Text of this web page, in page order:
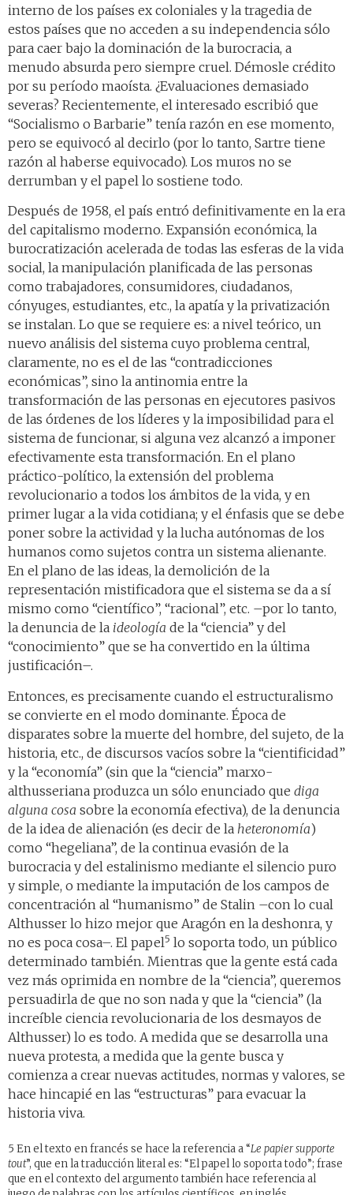
interno de los países ex coloniales y la tragedia de
estos países que no acceden a su independencia sólo
para caer bajo la dominación de la burocracia, a
menudo absurda pero siempre cruel. Démosle crédito
por su período maoísta. ¿Evaluaciones demasiado
severas? Recientemente, el interesado escribió que
“Socialismo o Barbarie” tenía razón en ese momento,
pero se equivocó al decirlo (por lo tanto, Sartre tiene
razón al haberse equivocado). Los muros no se
derrumban y el papel lo sostiene todo.
Después de 1958, el país entró definitivamente en la era
del capitalismo moderno. Expansión económica, la
burocratización acelerada de todas las esferas de la vida
social, la manipulación planificada de las personas
como trabajadores, consumidores, ciudadanos,
cónyuges, estudiantes, etc., la apatía y la privatización
se instalan. Lo que se requiere es: a nivel teórico, un
nuevo análisis del sistema cuyo problema central,
claramente, no es el de las “contradicciones
económicas”, sino la antinomia entre la
transformación de las personas en ejecutores pasivos
de las órdenes de los líderes y la imposibilidad para el
sistema de funcionar, si alguna vez alcanzó a imponer
efectivamente esta transformación. En el plano
práctico-político, la extensión del problema
revolucionario a todos los ámbitos de la vida, y en
primer lugar a la vida cotidiana; y el énfasis que se debe
poner sobre la actividad y la lucha autónomas de los
humanos como sujetos contra un sistema alienante.
En el plano de las ideas, la demolición de la
representación mistificadora que el sistema se da a sí
mismo como “científico”, “racional”, etc. –por lo tanto,
la denuncia de la ideología de la “ciencia” y del
“conocimiento” que se ha convertido en la última
justificación–.
Entonces, es precisamente cuando el estructuralismo
se convierte en el modo dominante. Época de
disparates sobre la muerte del hombre, del sujeto, de la
historia, etc., de discursos vacíos sobre la “cientificidad”
y la “economía” (sin que la “ciencia” marxo-
althusseriana produzca un sólo enunciado que diga
alguna cosa sobre la economía efectiva), de la denuncia
de la idea de alienación (es decir de la heteronomía)
como “hegeliana”, de la continua evasión de la
burocracia y del estalinismo mediante el silencio puro
y simple, o mediante la imputación de los campos de
concentración al “humanismo” de Stalin –con lo cual
Althusser lo hizo mejor que Aragón en la deshonra, y
no es poca cosa–. El papel5 lo soporta todo, un público
determinado también. Mientras que la gente está cada
vez más oprimida en nombre de la “ciencia”, queremos
persuadirla de que no son nada y que la “ciencia” (la
increíble ciencia revolucionaria de los desmayos de
Althusser) lo es todo. A medida que se desarrolla una
nueva protesta, a medida que la gente busca y
comienza a crear nuevas actitudes, normas y valores, se
hace hincapié en las “estructuras” para evacuar la
historia viva.
5 En el texto en francés se hace la referencia a “Le papier supporte
tout”, que en la traducción literal es: “El papel lo soporta todo”; frase
que en el contexto del argumento también hace referencia al